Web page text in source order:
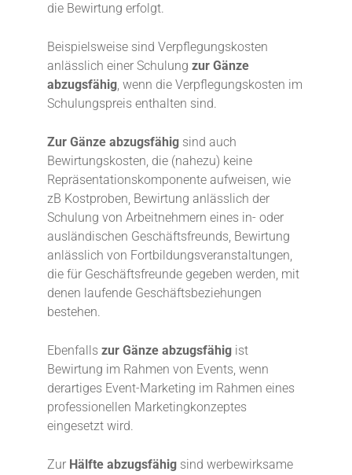
die Bewirtung erfolgt.
Beispielsweise sind Verpflegungskosten
anlässlich einer Schulung zur Gänze
abzugsfähig, wenn die Verpflegungskosten im
Schulungspreis enthalten sind.
Zur Gänze abzugsfähig sind auch
Bewirtungskosten, die (nahezu) keine
Repräsentationskomponente aufweisen, wie
zB Kostproben, Bewirtung anlässlich der
Schulung von Arbeitnehmern eines in- oder
ausländischen Geschäftsfreunds, Bewirtung
anlässlich von Fortbildungsveranstaltungen,
die für Geschäftsfreunde gegeben werden, mit
denen laufende Geschäftsbeziehungen
bestehen.
Ebenfalls zur Gänze abzugsfähig ist
Bewirtung im Rahmen von Events, wenn
derartiges Event-Marketing im Rahmen eines
professionellen Marketingkonzeptes
eingesetzt wird.
Zur Hälfte abzugsfähig sind werbewirksame